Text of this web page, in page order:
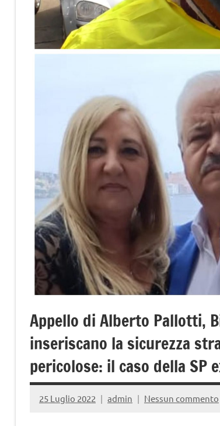
Appello di Alberto Pallotti,
inseriscano la sicurezza
pericolose: il caso della SP
25 Luglio 2022 admin Nessun commento